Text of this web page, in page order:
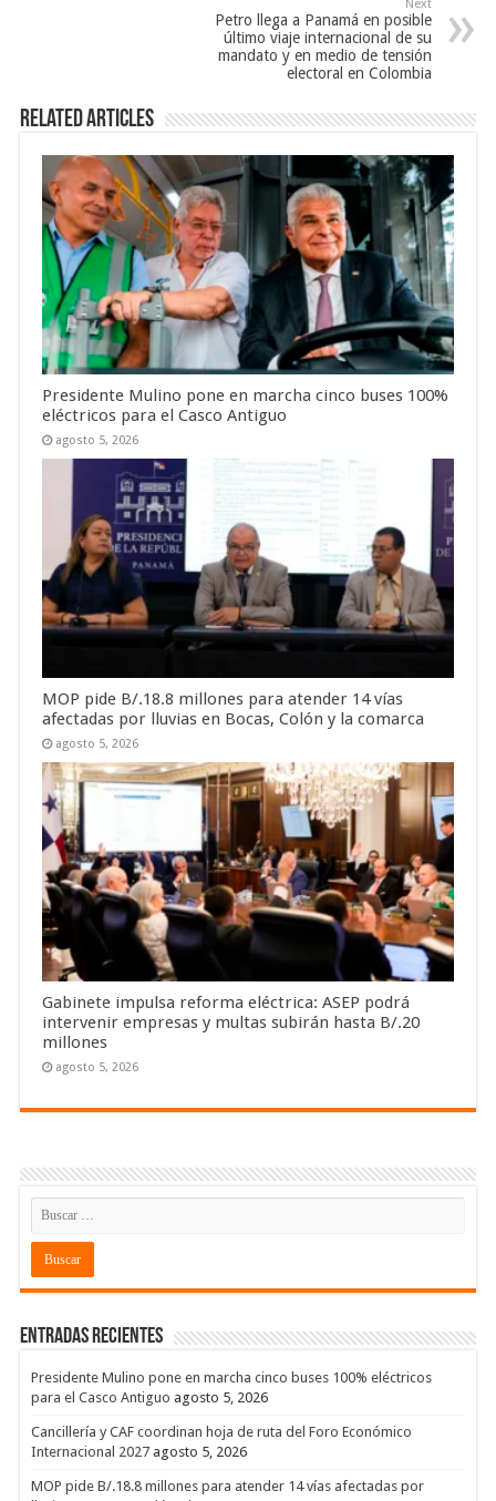
Next
Petro llega a Panamá en posible
último viaje internacional de su
mandato y en medio de tensión
electoral en Colombia
Related Articles
Presidente Mulino pone en marcha cinco buses 100%
eléctricos para el Casco Antiguo
agosto 5, 2026
MOP pide B/.18.8 millones para atender 14 vías
afectadas por lluvias en Bocas, Colón y la comarca
agosto 5, 2026
Gabinete impulsa reforma eléctrica: ASEP podrá
intervenir empresas y multas subirán hasta B/.20
millones
agosto 5, 2026
Entradas recientes
Presidente Mulino pone en marcha cinco buses 100% eléctricos
para el Casco Antiguo agosto 5, 2026
Cancillería y CAF coordinan hoja de ruta del Foro Económico
Internacional 2027 agosto 5, 2026
MOP pide B/.18.8 millones para atender 14 vías afectadas por